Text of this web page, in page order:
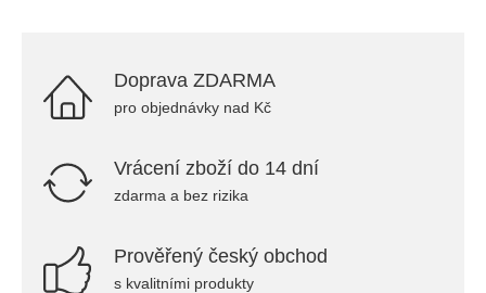
Doprava ZDARMA
pro objednávky nad Kč
Vrácení zboží do 14 dní
zdarma a bez rizika
Prověřený český obchod
s kvalitními produkty